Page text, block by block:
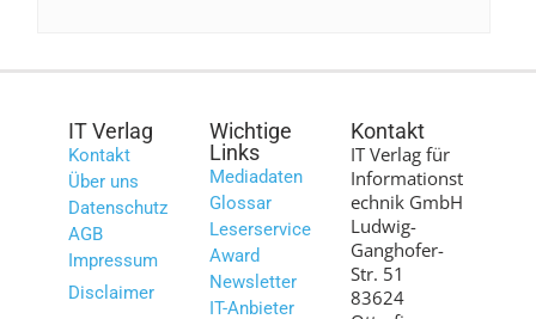
IT Verlag
Kontakt
Über uns
Datenschutz
AGB
Impressum
Disclaimer
Wichtige
Links
Mediadaten
Glossar
Leserservice
Award
Newsletter
IT-Anbieter
Kontakt
IT Verlag für
Informationst
echnik GmbH
Ludwig-
Ganghofer-
Str. 51
83624